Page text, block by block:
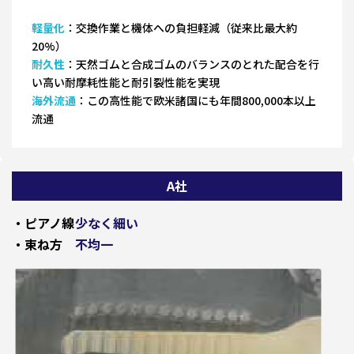
軽量化 ：交換作業と機体への負担軽減（従来比最大約
20%）
耐久性 ：天然ゴムと合成ゴムのバランスのとれた配合を行
い高い耐摩耗性能と耐引裂性能を実現
海外流通 ：この高性能で欧米諸国にも年間800,000本以上
流通
A社
・ピアノ線少なく細い
・束ね方
不均一